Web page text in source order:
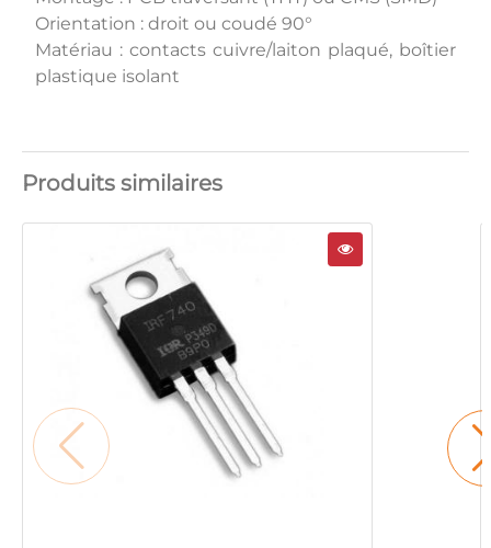
Orientation : droit ou coudé 90°
Matériau : contacts cuivre/laiton plaqué, boîtier
plastique isolant
Produits similaires